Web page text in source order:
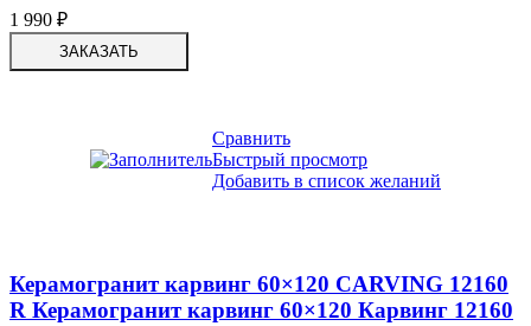
1 990 ₽
ЗАКАЗАТЬ
Сравнить
Быстрый просмотр
Добавить в список желаний
Керамогранит карвинг 60×120 CARVING 12160
R Керамогранит карвинг 60×120 Карвинг 12160